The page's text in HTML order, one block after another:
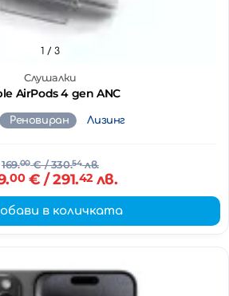
Слушалки
AirPods 4 gen ANC
1 / 3
Реновиран Лизинг
169.00€/ 330.54лв.
00€ / 291.42лв.
в количката